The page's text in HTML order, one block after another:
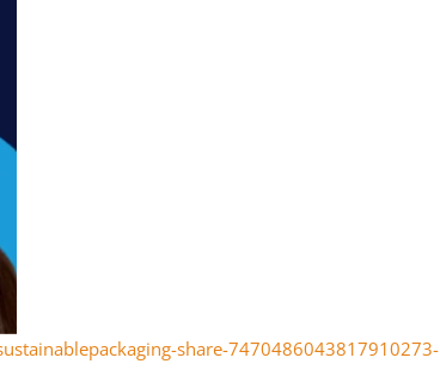
share-7470486043817910273-